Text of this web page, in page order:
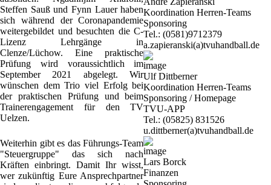
Steffen Sauß und Fynn Lauer haben
sich während der Coronapandemie
weitergebildet und besuchten die C-
Lizenz Lehrgänge in
Clenze/Lüchow. Eine praktische
Prüfung wird voraussichtlich im
September 2021 abgelegt. Wir
wünschen dem Trio viel Erfolg bei
der praktischen Prüfung und beim
Trainerengagement für den TV
Uelzen.
Weiterhin gibt es das Führungs-Team
"Steuergruppe" das sich nach
Kräften einbringt. Damit Ihr wisst,
wer zukünftig Eure Ansprechpartner
Koordination Herren-Teams
Sponsoring
Tel.: (0581)9712379
a.zapieranski(a)tvuhandball.de
Ulf Dittberner
Koordination Herren-Teams
Sponsoring / Homepage
TVU-APP
Tel.: (05825) 831526
u.dittberner(a)tvuhandball.de
Lars Borck
Finanzen